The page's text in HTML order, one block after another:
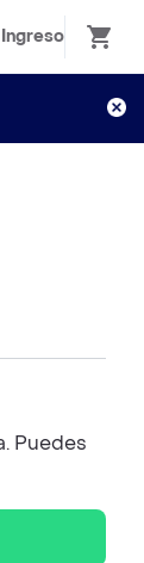
Ingreso
Puedes